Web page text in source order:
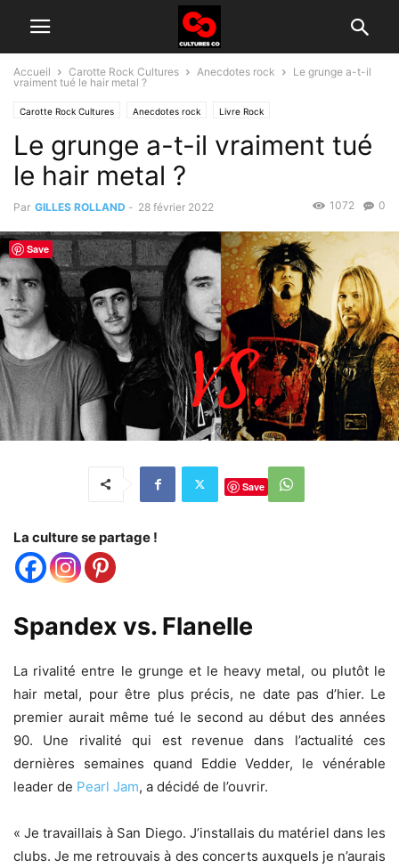
Accueil Carotte Rock Cultures Anecdotes rock
Le grunge a-t-il
vraiment tué le hair metal ?
Carotte Rock Cultures Anecdotes rock Livre Rock
Le grunge a-t-il vraiment tué
le hair metal ?
Par GILLES ROLLAND - 28 février 2022 0
1072
Save
La culture se partage !
Spandex vs. Flanelle
La rivalité entre le grunge et le heavy metal, ou plutôt le
hair metal, pour être plus précis, ne date pas d’hier. Le
premier aurait même tué le second au début des années
90. Une rivalité qui est revenue dans l’actualité ces
dernières semaines quand Eddie Vedder, le vénérable
leader de Pearl Jam, a décidé de l’ouvrir.
« Je travaillais à San Diego. J’installais du matériel dans les
clubs. Je me retrouvais à des concerts auxquels je n’aurais
Save